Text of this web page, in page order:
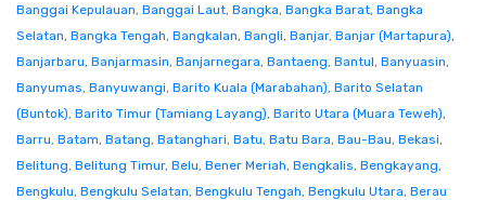
Banggai Kepulauan, Banggai Laut, Bangka, Bangka Barat, Bangka
Selatan, Bangka Tengah, Bangkalan, Bangli, Banjar, Banjar (Martapura),
Banjarbaru, Banjarmasin, Banjarnegara, Bantaeng, Bantul, Banyuasin,
Banyumas, Banyuwangi, Barito Kuala (Marabahan), Barito Selatan
(Buntok), Barito Timur (Tamiang Layang), Barito Utara (Muara Teweh),
Barru, Batam, Batang, Batanghari, Batu, Batu Bara, Bau-Bau, Bekasi,
Belitung, Belitung Timur, Belu, Bener Meriah, Bengkalis, Bengkayang,
Bengkulu, Bengkulu Selatan, Bengkulu Tengah, Bengkulu Utara, Berau